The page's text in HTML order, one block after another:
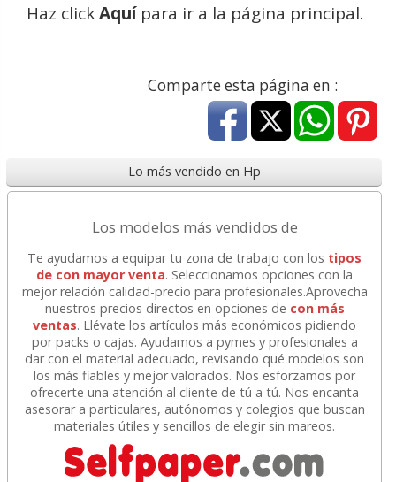
Haz clickAquípara ir a la página principal.
Comparte esta página en :
Lo más vendido en Hp
Los modelos más vendidos de
Te ayudamos a equipar tu zona de trabajo con los tipos
de con mayor venta. Seleccionamos opciones con la
mejor relación calidad-precio para profesionales.Aprovecha
nuestros precios directos en opciones de con más
ventas. Llévate los artículos más económicos pidiendo
por packs o cajas. Ayudamos a pymes y profesionales a
dar con el material adecuado, revisando qué modelos son
los más fiables y mejor valorados. Nos esforzamos por
ofrecerte una atención al cliente de tú a tú. Nos encanta
asesorar a particulares, autónomos y colegios que buscan
materiales útiles y sencillos de elegir sin mareos.